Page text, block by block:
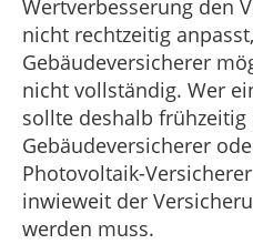
Wertverbesserung den
nicht rechtzeitig
Gebäudeversicherer
nicht vollständig. Wer
sollte deshalb
Gebäudeversicherer
Photovoltaik-
inwieweit der
werden muss.